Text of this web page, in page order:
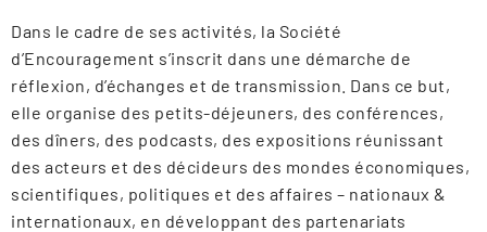
Dans le cadre de ses activités, la Société
d’Encouragement s’inscrit dans une démarche de
réflexion, d’échanges et de transmission. Dans ce but,
elle organise des petits-déjeuners, des conférences,
des dîners, des podcasts, des expositions réunissant
des acteurs et des décideurs des mondes économiques,
scientifiques, politiques et des affaires – nationaux &
internationaux, en développant des partenariats